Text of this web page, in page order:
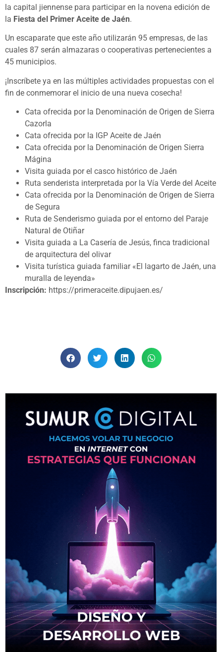
la capital jiennense para participar en la novena edición de
la Fiesta del Primer Aceite de Jaén.
Un escaparate que este año utilizarán 95 empresas, de las
cuales 87 serán almazaras o cooperativas pertenecientes a
45 municipios.
¡Inscríbete ya en las múltiples actividades propuestas con el
fin de conmemorar el inicio de una nueva cosecha!
Cata ofrecida por la Denominación de Origen de Sierra
Cazorla
Cata ofrecida por la IGP Aceite de Jaén
Cata ofrecida por la Denominación de Origen Sierra
Mágina
Visita guiada por el casco histórico de Jaén
Ruta senderista interpretada por la Vía Verde del Aceite
Cata ofrecida por la Denominación de Origen de Sierra
de Segura
Ruta de Senderismo guiada por el entorno del Paraje
Natural de Otiñar
Visita guiada a La Casería de Jesús, finca tradicional
de arquitectura del olivar
Visita turística guiada familiar «El lagarto de Jaén, una
muralla de leyenda»
Inscripción: https://primeraceite.dipujaen.es/